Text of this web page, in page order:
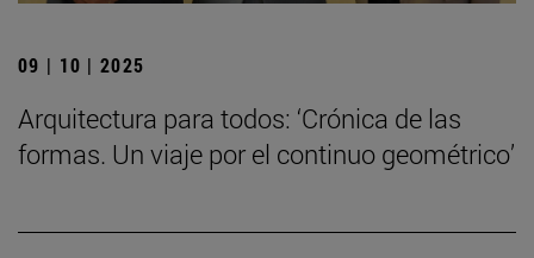
09 | 10 | 2025
Arquitectura para todos: ‘Crónica de las
formas. Un viaje por el continuo geométrico’